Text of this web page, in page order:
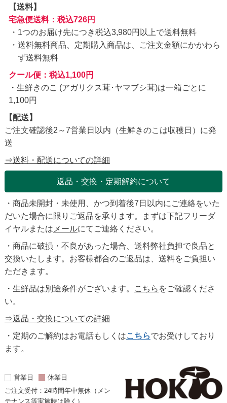
【送料】
宅急便送料：税込726円
1つのお届け先につき税込3,980円以上で送料無料
送料無料商品、定期購入商品は、ご注文金額にかかわら
ず送料無料
クール便：税込1,100円
・生鮮きのこ (アガリクス茸･ヤマブシ茸)は一箱ごとに
1,100円
【配送】
ご注文確認後2～7営業日以内（生鮮きのこは収穫日）に発
送
⇒送料・配送についての詳細
返品・交換・定期解約について
・商品未開封・未使用、かつ到着後7日以内にご連絡をいた
だいた場合に限りご返品を承ります。まずは下記フリーダ
イヤルまたは メールにてご連絡ください。
・商品に破損・不良があった場合、送料弊社負担で良品と
交換いたします。お客様都合のご返品は、送料をご負担い
ただきます。
・生鮮品は別途条件がございます。
こちら をご確認くださ
い。
⇒返品・交換についての詳細
・定期のご解約はお電話もしくはこちらでお受けしており
ます。
営業日
休業日
ご注文受付：24時間年中無休（メン
テナンス等実施時は除く）